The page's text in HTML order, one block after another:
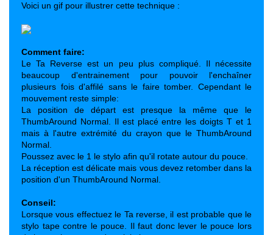
Voici un gif pour illustrer cette technique :
Comment faire:
Le Ta Reverse est un peu plus compliqué. Il nécessite
beaucoup d'entrainement pour pouvoir l'enchaîner
plusieurs fois d'affilé sans le faire tomber. Cependant le
mouvement reste simple:
La position de départ est presque la même que le
ThumbAround Normal. Il est placé entre les doigts T et 1
mais à l'autre extrémité du crayon que le ThumbAround
Normal.
Poussez avec le 1 le stylo afin qu'il rotate autour du pouce.
La réception est délicate mais vous devez retomber dans la
position d'un ThumbAround Normal.
Conseil:
Lorsque vous effectuez le Ta reverse, il est probable que le
stylo tape contre le pouce. Il faut donc lever le pouce lors